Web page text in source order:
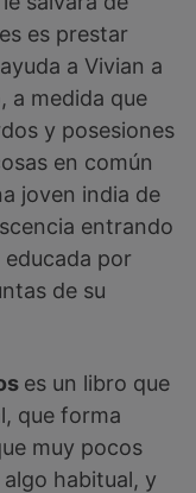
es prestar
a Vivian a
a medida que
y posesiones
en común
joven india de
entrando
educada por
de su
es un libro que
que forma
muy pocos
habitual, y